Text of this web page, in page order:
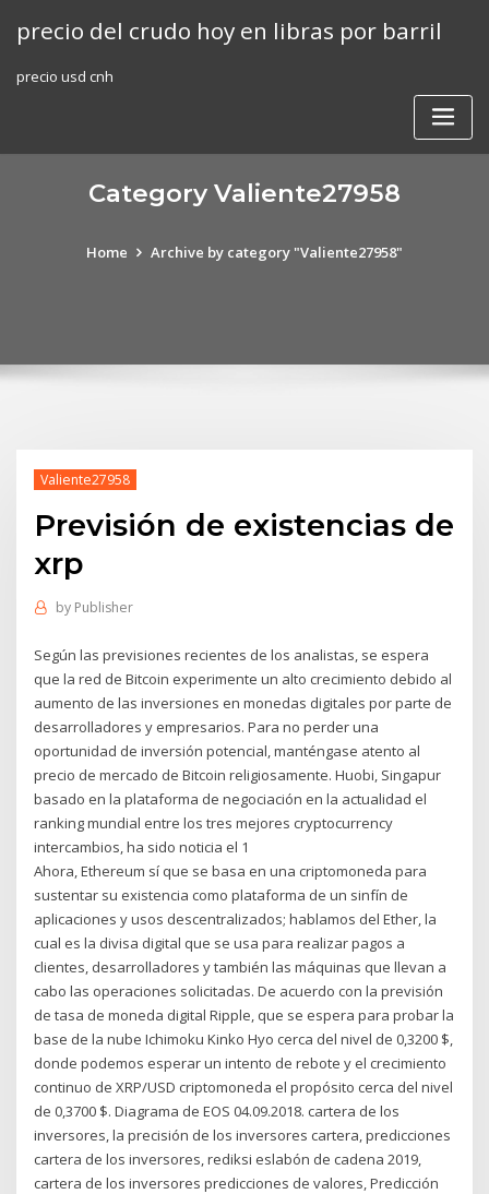
precio del crudo hoy en libras por barril
precio usd cnh
Category Valiente27958
Home Archive by category "Valiente27958"
Valiente27958
Previsión de existencias de
xrp
by Publisher
Según las previsiones recientes de los analistas, se espera
que la red de Bitcoin experimente un alto crecimiento debido al
aumento de las inversiones en monedas digitales por parte de
desarrolladores y empresarios. Para no perder una
oportunidad de inversión potencial, manténgase atento al
precio de mercado de Bitcoin religiosamente. Huobi, Singapur
basado en la plataforma de negociación en la actualidad el
ranking mundial entre los tres mejores cryptocurrency
intercambios, ha sido noticia el 1
Ahora, Ethereum sí que se basa en una criptomoneda para
sustentar su existencia como plataforma de un sinfín de
aplicaciones y usos descentralizados; hablamos del Ether, la
cual es la divisa digital que se usa para realizar pagos a
clientes, desarrolladores y también las máquinas que llevan a
cabo las operaciones solicitadas. De acuerdo con la previsión
de tasa de moneda digital Ripple, que se espera para probar la
base de la nube Ichimoku Kinko Hyo cerca del nivel de 0,3200 $,
donde podemos esperar un intento de rebote y el crecimiento
continuo de XRP/USD criptomoneda el propósito cerca del nivel
de 0,3700 $. Diagrama de EOS 04.09.2018. cartera de los
inversores, la precisión de los inversores cartera, predicciones
cartera de los inversores, rediksi eslabón de cadena 2019,
cartera de los inversores predicciones de valores, Predicción